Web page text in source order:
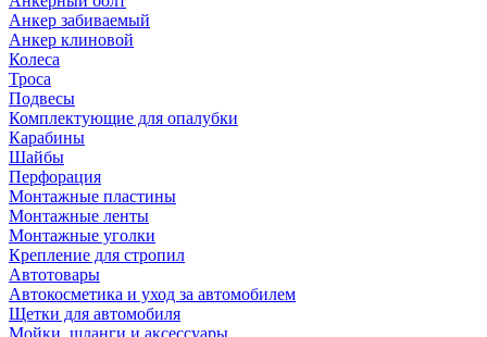
Анкер забиваемый
Анкер клиновой
Колеса
Троса
Подвесы
Комплектующие для опалубки
Карабины
Шайбы
Перфорация
Монтажные пластины
Монтажные ленты
Монтажные уголки
Крепление для стропил
Автотовары
Автокосметика и уход за автомобилем
Щетки для автомобиля
Мойки, шланги и аксессуары